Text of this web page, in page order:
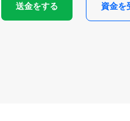
送金をする 資金を